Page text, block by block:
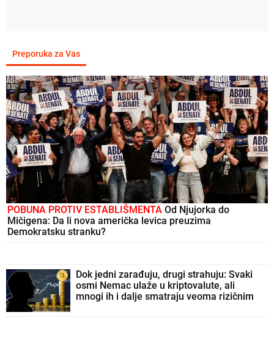
Preporuka za Vas
POBUNA PROTIV ESTABLIŠMENTA Od Njujorka do
Mičigena: Da li nova američka levica preuzima
Demokratsku stranku?
Dok jedni zarađuju, drugi strahuju: Svaki
osmi Nemac ulaže u kriptovalute, ali
mnogi ih i dalje smatraju veoma rizičnim